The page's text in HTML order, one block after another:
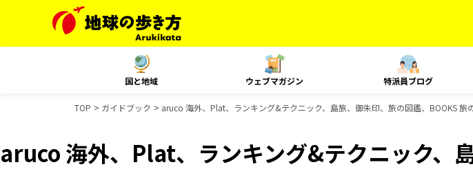
国と地域 ウェブマガジン 特派員ブログ
TOP ガイドブック aruco 海外、Plat、ランキング&テクニック、島旅、御朱印、旅の図鑑、BOOKS
aruco 海外、Plat、ランキング&テクニック、